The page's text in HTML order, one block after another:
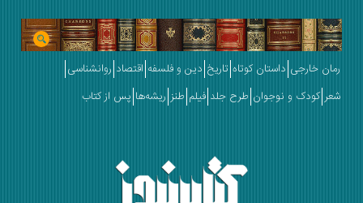
خارجی داستان کوتاه تاریخ دین و فلسفه اقتصاد روانشناسی
کودک و نوجوان طرح جلد فیلم طنز ریشه‌ها پس از کتاب